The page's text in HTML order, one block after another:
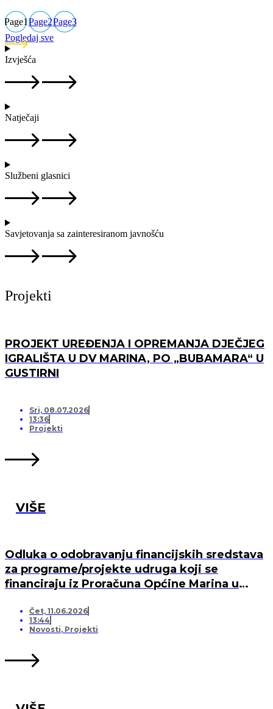
Page1Page2Page3
Pogledaj sve
Izvješća
Natječaji
Službeni glasnici
Savjetovanja sa zainteresiranom javnošću
Projekti
PROJEKT UREĐENJA I OPREMANJA DJEČJEG
IGRALIŠTA U DV MARINA, PO „BUBAMARA“ U
GUSTIRNI
Sri, 08.07.2026
13:36
Projekti
VIŠE
Odluka o odobravanju financijskih sredstava
za programe/projekte udruga koji se
financiraju iz Proračuna Općine Marina u
Čet, 11.06.2026
13:44
Novosti, Projekti